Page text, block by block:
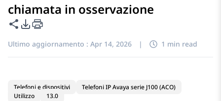
chiamata in osservazione
Condividi questa pagina
Opzioni di esportazione PDF
Ultimo aggiornamento : Apr 14, 2026 | 1 min read
Telefoni e dispositivi
Telefoni IP Avaya serie J100 (ACO)
Utilizzo
13.0